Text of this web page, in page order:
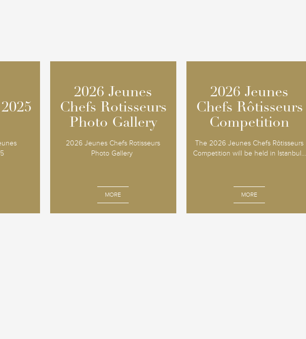
2026 Jeunes
Chefs Rotisseurs
Photo Gallery
2026 Jeunes Chefs Rotisseurs
Photo Gallery
MORE
2026 Jeunes
Chefs Rotisseurs
Photo Gallery
2026 Jeunes
Chefs Rôtisseurs
Competition
The 2026 Jeunes Chefs Rôtisseurs
Competition will be held in Istanbul...
MORE
2026 Jeunes
Chefs Rôtisseurs
Competition